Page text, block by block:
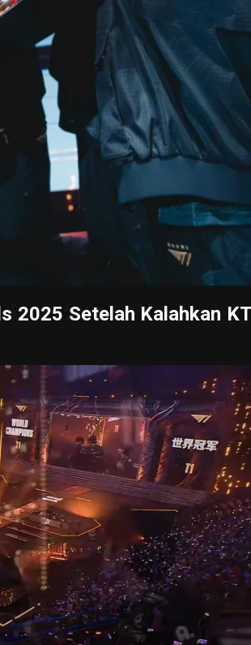
2025 Setelah Kalahkan